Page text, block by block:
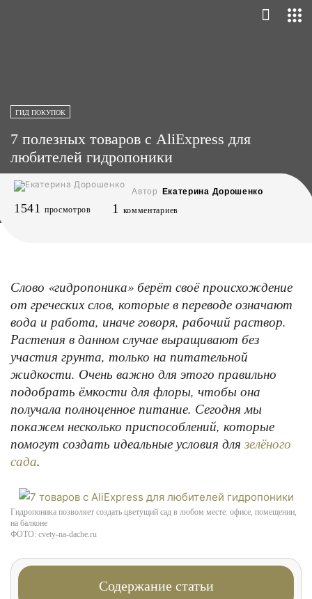
ГИД ПОКУПОК
7 полезных товаров с AliExpress для
любителей гидропоники
Автор Екатерина Дорошенко
1541 просмотров 1 комментариев
Слово «гидропоника» берёт своё происхождение
от греческих слов, которые в переводе означают
вода и работа, иначе говоря, рабочий раствор.
Растения в данном случае выращивают без
участия грунта, только на питательной
жидкости. Очень важно для этого правильно
подобрать ёмкости для флоры, чтобы она
получала полноценное питание. Сегодня мы
покажем несколько приспособлений, которые
помогут создать идеальные условия для зелёного
сада.
Гидропоника позволяет создать цветущий сад в любом месте: офисе, помещении,
на балконе
ФОТО: cvety-na-dache.ru
Содержание статьи